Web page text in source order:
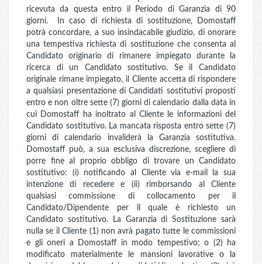
ricevuta da questa entro il Periodo di Garanzia di 90
giorni. In caso di richiesta di sostituzione, Domostaff
potrà concordare, a suo insindacabile giudizio, di onorare
una tempestiva richiesta di sostituzione che consenta al
Candidato originario di rimanere impiegato durante la
ricerca di un Candidato sostitutivo. Se il Candidato
originale rimane impiegato, il Cliente accetta di rispondere
a qualsiasi presentazione di Candidati sostitutivi proposti
entro e non oltre sette (7) giorni di calendario dalla data in
cui Domostaff ha inoltrato al Cliente le informazioni del
Candidato sostitutivo. La mancata risposta entro sette (7)
giorni di calendario invaliderà la Garanzia sostitutiva.
Domostaff può, a sua esclusiva discrezione, scegliere di
porre fine al proprio obbligo di trovare un Candidato
sostitutivo: (i) notificando al Cliente via e-mail la sua
intenzione di recedere e (ii) rimborsando al Cliente
qualsiasi commissione di collocamento per il
Candidato/Dipendente per il quale è richiesto un
Candidato sostitutivo. La Garanzia di Sostituzione sarà
nulla se il Cliente (1) non avrà pagato tutte le commissioni
e gli oneri a Domostaff in modo tempestivo; o (2) ha
modificato materialmente le mansioni lavorative o la